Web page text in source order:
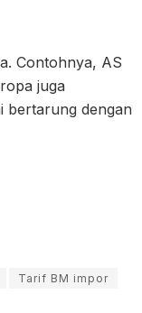
Contohnya, AS
juga
bertarung dengan
Tarif BM impor